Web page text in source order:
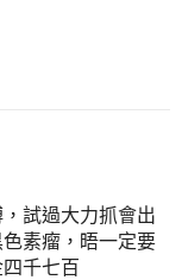
試過大力抓會出
素瘤，晤一定要
千七百